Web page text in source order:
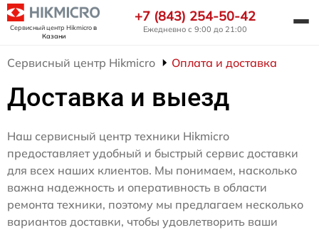
Сервисный центр Hikmicroв
Казани
+7 (843) 254-50-42
Ежедневно с 9:00 до 21:00
Сервисный центр Hikmicro Оплата и доставка
Доставка и выезд
Наш сервисный центр техники Hikmicro
предоставляет удобный и быстрый сервис доставки
для всех наших клиентов. Мы понимаем, насколько
важна надежность и оперативность в области
ремонта техники, поэтому мы предлагаем несколько
вариантов доставки, чтобы удовлетворить ваши